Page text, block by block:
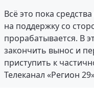
Всё это пока
на поддержку со
прорабатывается. В
закончить вынос и
приступить к
Телеканал «Регион